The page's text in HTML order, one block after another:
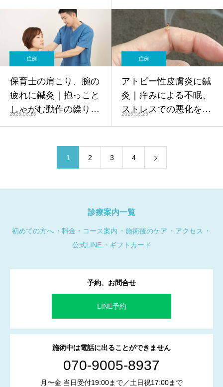
ケア【鍼灸師監修】
症例
保育士の肩こり、腕の
疲れに鍼灸｜抱っこと
しゃがむ動作の繰り返
2026.06.26
症例
アトピー性皮膚炎に鍼
灸｜痒みによる不眠、
ストレスでの悪化を東
2026.06.25
1 2 3 4
診療案内一覧
初めての方へ 料金・コース案内 施術後のケア
アクセス
公式LINE
ギフトカード
予約、お問合せ
LINE予約
施術中は電話に出ることができません
070-9005-8937
月〜金 当日受付19:00まで／土日祝17:00まで